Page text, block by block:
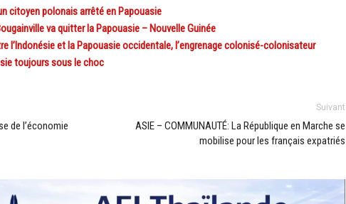
citoyen polonais arrêté en Papouasie
va quitter la Papouasie – Nouvelle Guinée
l’Indonésie et la Papouasie occidentale, l’engrenage colonisé-colonisateur
toujours sous le choc
de l’économie
Suivant
ASIE – COMMUNAUTÉ: La République en Marche se
mobilise pour les français expatriés